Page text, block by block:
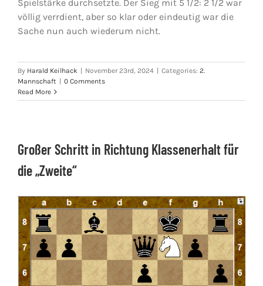
Spielstärke durchsetzte. Der Sieg mit 5 1/2: 2 1/2 war
völlig verrdient, aber so klar oder eindeutig war die
Sache nun auch wiederum nicht.
By Harald Keilhack November 23rd, 2024 Categories: 2.
Mannschaft
0 Comments
Read More
Großer Schritt in Richtung Klassenerhalt für
die „Zweite“